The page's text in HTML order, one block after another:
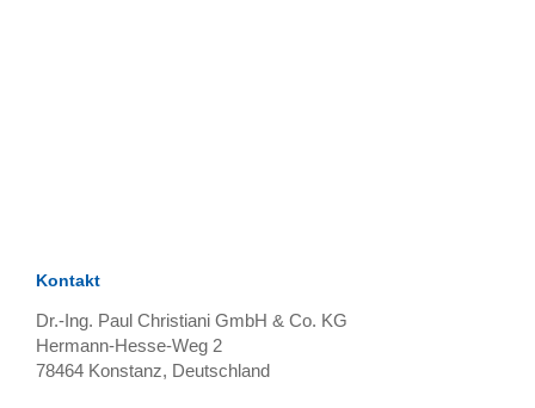
Kontakt
Dr.-Ing. Paul Christiani GmbH & Co. KG
Hermann-Hesse-Weg 2
78464 Konstanz, Deutschland